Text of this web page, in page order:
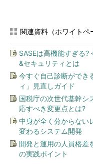
関連資料（ホワイトペ
SASEは高機能すぎる?
&セキュリティとは
今すぐ自己診断ができ
ィ」見直しガイド
国税庁の次世代基幹シ
応すべき変更点とは?
中身が全く分からない
変わるシステム開発
開発と運用の人員格差
の実践ポイント